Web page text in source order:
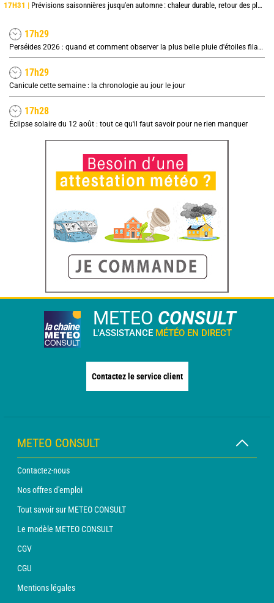
17H31 | Prévisions saisonnières jusqu'en automne : chaleur durable, retour des pluies en octobre et surtout novembre
17h29
Perséides 2026 : quand et comment observer la plus belle pluie d'étoiles filantes de l'été ?
17h29
Canicule cette semaine : la chronologie au jour le jour
17h28
Éclipse solaire du 12 août : tout ce qu'il faut savoir pour ne rien manquer
METEO CONSULT
L'ASSISTANCE MÉTÉO EN DIRECT
Contactez le service client
METEO CONSULT
Contactez-nous
Nos offres d'emploi
Tout savoir sur METEO CONSULT
Le modèle METEO CONSULT
CGV
CGU
Mentions légales